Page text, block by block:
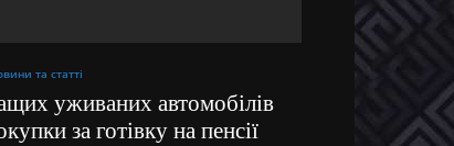
та статті
уживаних автомобілів
за готівку на пенсії